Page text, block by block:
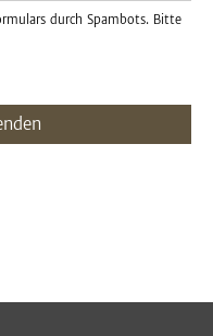
durch Spambots. Bitte